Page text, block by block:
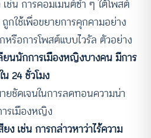
ช่น การคอมเมนต์ซ้ำ ๆ ใต้โพสต์
กใช้เพื่อขยายการคุกคามอย่าง
หรือการโพสต์แบบไวรัล ตัวอย่าง
ยนนักการเมืองหญิงบางคน มีการ
24 ชั่วโมง
ยชัดเจนในการลดทอนความน่า
รเมืองหญิง
ง เช่น การกล่าวหาว่าไร้ความ